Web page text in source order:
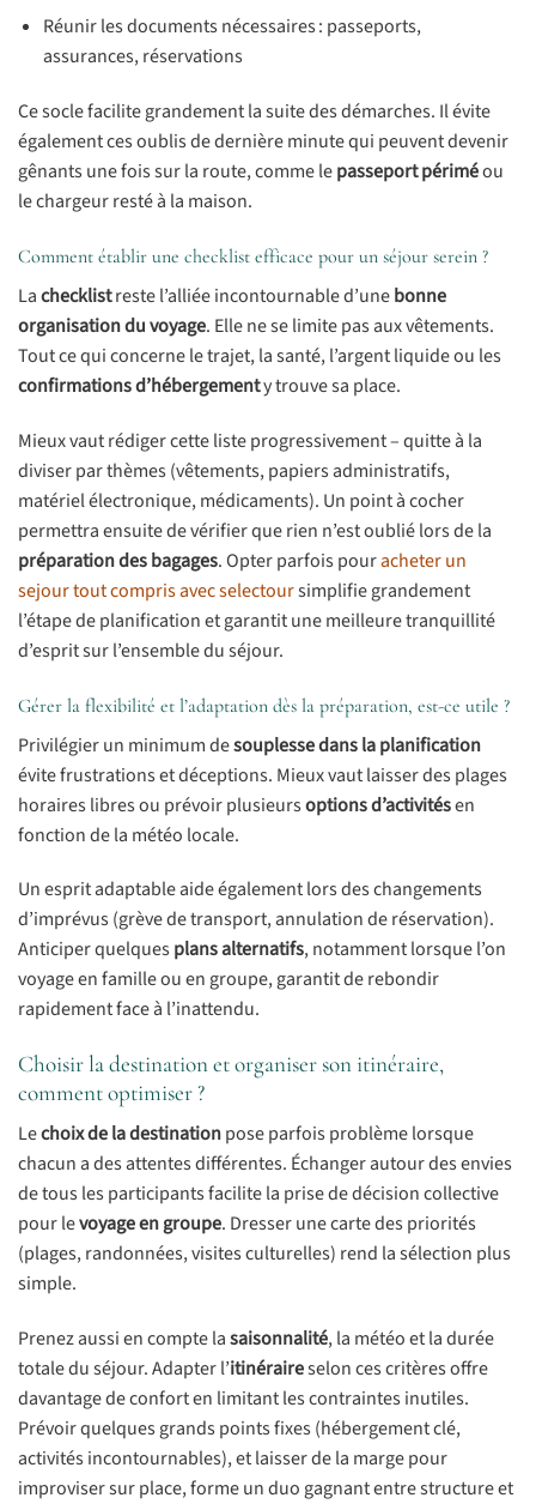
Réunir les documents nécessaires : passeports,
assurances, réservations
Ce socle facilite grandement la suite des démarches. Il évite
également ces oublis de dernière minute qui peuvent devenir
gênants une fois sur la route, comme lepasseport périméou
le chargeur resté à la maison.
Comment établir une checklist efficace pour un séjour serein ?
Lachecklistreste l’alliée incontournable d’unebonne
organisation du voyage. Elle ne se limite pas aux vêtements.
Tout ce qui concerne le trajet, la santé, l’argent liquide ou les
confirmations d’hébergementy trouve sa place.
Mieux vaut rédiger cette liste progressivement – quitte à la
diviser par thèmes (vêtements, papiers administratifs,
matériel électronique, médicaments). Un point à cocher
permettra ensuite de vérifier que rien n’est oublié lors de la
préparation des bagages. Opter parfois pouracheter un
sejour tout compris avec selectoursimplifie grandement
l’étape de planification et garantit une meilleure tranquillité
d’esprit sur l’ensemble du séjour.
Gérer la flexibilité et l’adaptation dès la préparation, est-ce utile ?
Privilégier un minimum desouplesse dans la planification
évite frustrations et déceptions. Mieux vaut laisser des plages
horaires libres ou prévoir plusieursoptions d’activitésen
fonction de la météo locale.
Un esprit adaptable aide également lors des changements
d’imprévus (grève de transport, annulation de réservation).
Anticiper quelquesplans alternatifs, notamment lorsque l’on
voyage en famille ou en groupe, garantit de rebondir
rapidement face à l’inattendu.
Choisir la destination et organiser son itinéraire,
comment optimiser ?
Lechoix de la destinationpose parfois problème lorsque
chacun a des attentes différentes. Échanger autour des envies
de tous les participants facilite la prise de décision collective
pour levoyage en groupe. Dresser une carte des priorités
(plages, randonnées, visites culturelles) rend la sélection plus
simple.
Prenez aussi en compte lasaisonnalité, la météo et la durée
totale du séjour. Adapter l’itinéraireselon ces critères offre
davantage de confort en limitant les contraintes inutiles.
Prévoir quelques grands points fixes (hébergement clé,
activités incontournables), et laisser de la marge pour
improviser sur place, forme un duo gagnant entre structure et